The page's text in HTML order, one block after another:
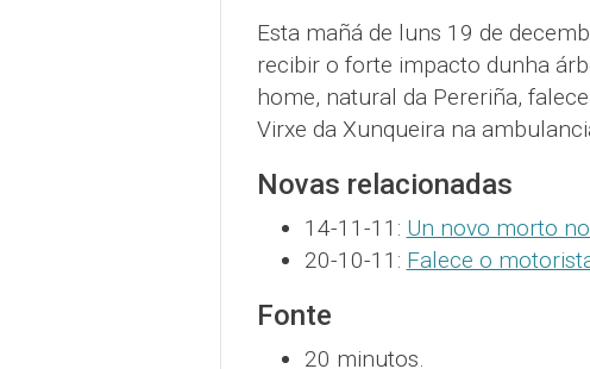
Esta mañá de luns 19 de
recibir o forte impacto dunha
home, natural da Pereriña,
Virxe da Xunqueira na
Novas relacionadas
14-11-11: Un novo morto
20-10-11: Falece o
Fonte
20 minutos.